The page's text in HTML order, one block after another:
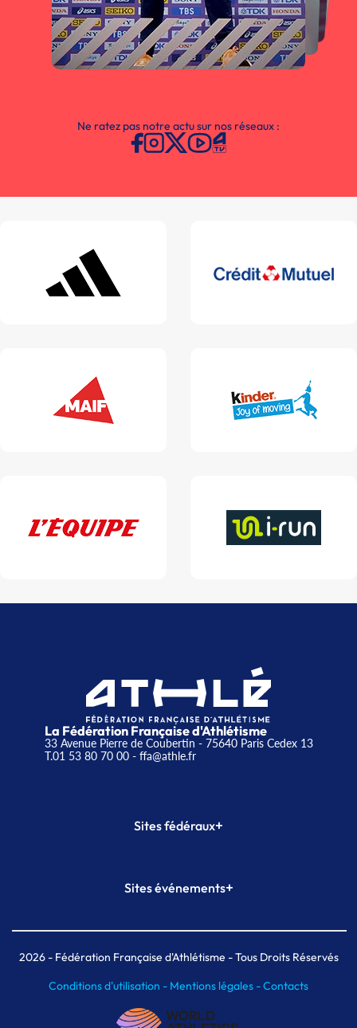
Ne ratez pas notre actu sur nos réseaux :
La Fédération Française d'Athlétisme
33 Avenue Pierre de Coubertin - 75640 Paris Cedex 13
T.01 53 80 70 00- ffa@athle.fr
Sites fédéraux+
Plateforme Formation
Sites événements+
Meeting de Paris indoor
MAIF Ekiden de Paris
2026- Fédération Française d'Athlétisme - Tous Droits Réservés
Conditions d'utilisation - Mentions légales -Contacts